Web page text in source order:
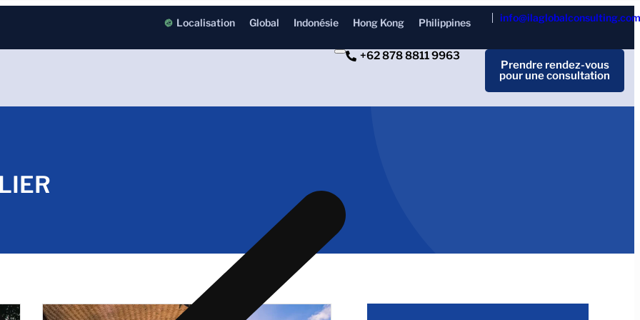
Localisation Global Indonésie Hong Kong Philippines info@ilaglobalconsulting.com
+62 878 8811 9963
Prendre rendez-vous
pour une consultation